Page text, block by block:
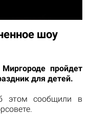
шоу
пройдет
для детей.
этом сообщили в